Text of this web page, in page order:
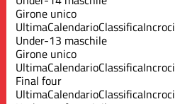
Girone unico
UltimaCalendarioClassificaIncroci
Under-13 maschile
Girone unico
UltimaCalendarioClassificaIncroci
Final four
UltimaCalendarioClassificaIncroci